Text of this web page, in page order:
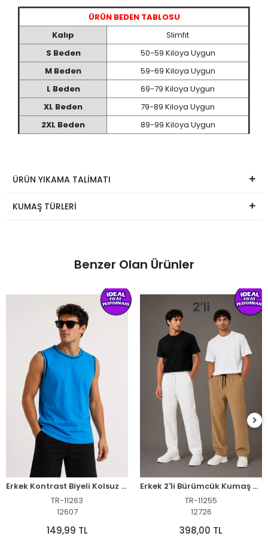
ÜRÜN BEDEN TABLOSU
Kalıp
Slimfıt
S Beden
50-59 Kiloya Uygun
M Beden
59-69 Kiloya Uygun
L Beden
69-79 Kiloya Uygun
XL Beden
79-89 Kiloya Uygun
2XL Beden
89-99 Kiloya Uygun
ÜRÜN YIKAMA TALİMATI
KUMAŞ TÜRLERİ
Benzer Olan Ürünler
Erkek Kontrast Biyeli Kolsuz Atlet Bisiklet Yaka Yazlık Basic Atlet - Turkuaz
TR-11263
12607
149,99 TL
Erkek 2'li Bürümcük Kumaş Beli Lastikli Bağcıklı Bol Paça Pantolon - Beyaz/Vizon
TR-11255
12726
398,00 TL